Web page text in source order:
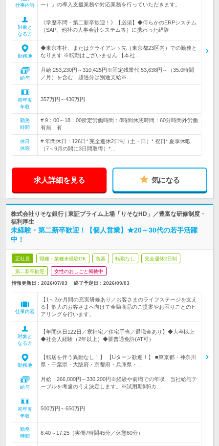
仕事内容
ー）」の導入支援業務や対応業務を行っていただきます。
対象と
なる方
《学歴不問・第二新卒歓迎！》【必須】◆何らかのERPシステム
（SAP、他社の人事会計システム等）に携わった経験
勤務地
◆東京本社、またはクライアント先（東京都23区内）での勤務と
なります ※転勤はございません 【本社…
給与
月給 253,230円～310,425円※固定残業代 53,638円～（35.0時間
／月）を含む 超過分は別途支給※…
初年度
年収
357万円～430万円
勤務
時間
# 9：00～18：00所定労働時間：8時間休憩時間：60分時間外労働
有無：有
休日
休暇
# 年間休日：126日* 完全週休2日制（土・日）* 祝日* 夏季休暇
（7～9月の間に3日間取得）*…
求人詳細を見る 気になる
株式会社りそな銀行 | 東証プライム上場「りそなHD」／豊富な研修制度・
福利厚生
未経験・第二新卒歓迎！【個人営業】★20～30代の若手活躍
中！
正社員 職種・業種未経験OK 急募 転勤なし 完全週休2日制
第二新卒歓迎 女性のおしごと掲載中
情報更新日：2026/07/03 終了予定日： 2026/09/03
仕事内容
【1～2か月間の充実研修あり／お客さまのライフステージを支え
る】個人のお客さまへ向けて金融商品のご提案やお困りごとのヒ
アリングを行います。
対象と
なる方
【年間休日122日／寮社宅／住宅手当／退職金あり】◆大卒以上
◆社会人経験（2年以上）◆要普通免許(AT可）
勤務地
【転居を伴う異動なし！】 【Uターン歓迎！】 ■東京都・神奈川
県・千葉県・大阪府・京都府・兵庫県・…
給与
月給：266,000円～330,200円※経験や前職での年収、当社給与テ
ーブルを考慮のうえ決定します。※試用期間6カ…
初年度
年収
500万円～650万円
勤務
時間
8:40～17:25（実働7時間45分／休憩60分）